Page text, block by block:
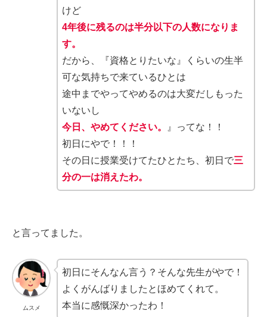
けど
4年後に残るのは半分以下の人数になりま
す。
だから、『資格とりたいな』くらいの生半
可な気持ちで来ているひとは
途中までやってやめるのは大変だしもった
いないし
今日、やめてください。
』ってな！！
初日にやで！！！
その日に授業受けてたひとたち、初日で三
分の一は消えたわ。
と言ってました。
ムスメ
初日にそんなん言う？そんな先生がやで！
よくがんばりましたとほめてくれて。
本当に感慨深かったわ！